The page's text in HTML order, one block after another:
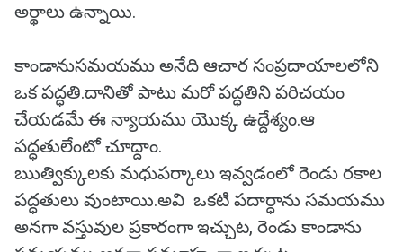
అర్థాలు ఉన్నాయి.
కాండానుసమయము అనేది ఆచార సంప్రదాయాలలోని
ఒక పద్ధతి.దానితో పాటు మరో పద్ధతిని పరిచయం
చేయడమే ఈ న్యాయము యొక్క ఉద్దేశ్యం.ఆ
పద్ధతులేంటో చూద్దాం.
ఋత్విక్కులకు మధుపర్కాలు ఇవ్వడంలో రెండు రకాల
పద్ధతులు వుంటాయి.అవి ఒకటి పదార్ధాను సమయము
అనగా వస్తువుల ప్రకారంగా ఇచ్చుట, రెండు కాండాను